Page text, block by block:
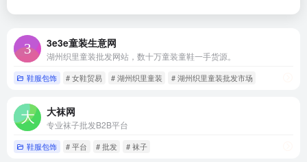
3e3e童装生意网
湖州织里童装批发网站，数十万童装童鞋一手货源。
鞋服包饰 # 女鞋贸易 # 湖州织里童装 # 湖州织里童装批发市场
大袜网
专业袜子批发B2B平台
鞋服包饰 # 平台 # 批发 # 袜子